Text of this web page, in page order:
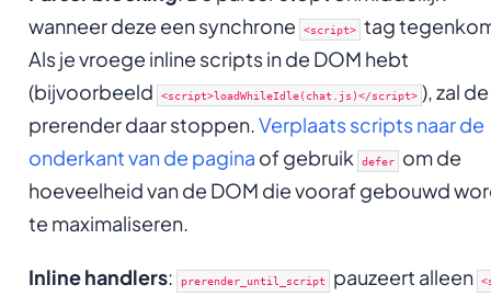
wanneer deze een synchrone
<script> tag
Als je vroege inline scripts in de DOM hebt
(bijvoorbeeld
<script>loadWhileIdle(chat.js)</script> ), zal de
prerender daar stoppen.Verplaats scripts naar de
onderkant van de pagina of gebruik defer om de
hoeveelheid van de DOM die vooraf gebouwd
te maximaliseren.
Inline handlers: prerender_until_script pauzeert alleen